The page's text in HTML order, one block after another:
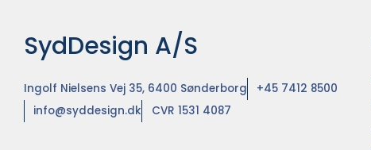
SydDesign A/S
Ingolf Nielsens Vej 35, 6400 Sønderborg
+45 7412 8500
info@syddesign.dk
CVR 1531 4087